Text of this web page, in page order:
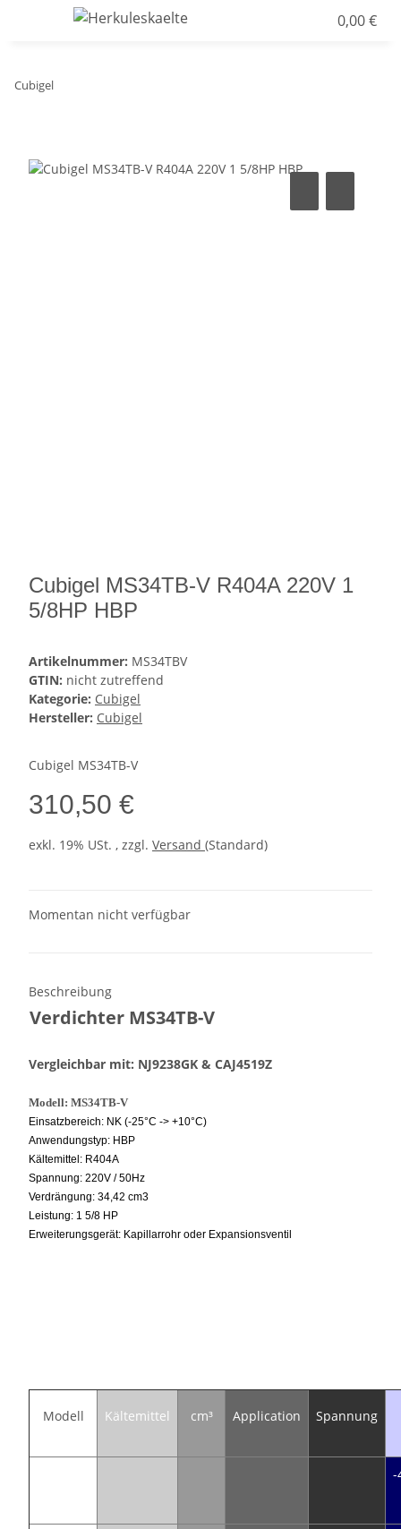
0,00 €
Cubigel
Cubigel MS34TB-V R404A 220V 1
5/8HP HBP
Artikelnummer: MS34TBV
GTIN: nicht zutreffend
Kategorie: Cubigel
Hersteller: Cubigel
Cubigel MS34TB-V
310,50 €
exkl. 19% USt. , zzgl. Versand (Standard)
Momentan nicht verfügbar
Beschreibung
Verdichter MS34TB-V
Vergleichbar mit: NJ9238GK & CAJ4519Z
Modell: MS34TB-V
Einsatzbereich: NK (-25°C -> +10°C)
Anwendungstyp: HBP
Kältemittel: R404A
Spannung: 220V / 50Hz
Verdrängung: 34,42 cm3
Leistung: 1 5/8 HP
Erweiterungsgerät: Kapillarrohr oder Expansionsventil
Modell Kältemittel cm³ Application Spannung
-